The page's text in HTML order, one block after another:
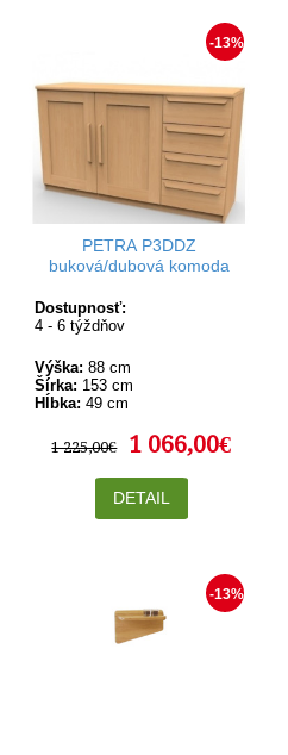
-13%
PETRA P3DDZ
buková/dubová komoda
Dostupnosť:
4 - 6 týždňov
Výška: 88 cm
Šírka: 153 cm
Hĺbka: 49 cm
1 225,00€ 1 066,00€
DETAIL
-13%